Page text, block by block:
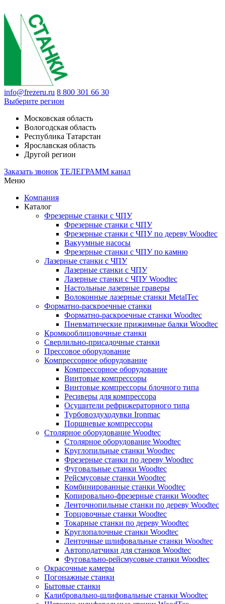
info@frezeru.ru 8 800 301 66 30
Выберите регион
Московская область
Вологодская область
Республика Татарстан
Ярославская область
Другой регион
Заказать звонок ТЕЛЕГРАММ канал
Меню
Компания
Каталог
Фрезерные станки с ЧПУ
Фрезерные станки с ЧПУ
Фрезерные станки с ЧПУ по дереву Woodtec
Вакуумные насосы
Фрезерные станки с ЧПУ по камню
Лазерные станки с ЧПУ
Лазерные станки с ЧПУ
Лазерные станки с ЧПУ Woodtec
Настольные лазерные граверы
Волоконные лазерные станки MetalTec
Форматно-раскроечные станки
Форматно-раскроечные станки Woodtec
Пневматические прижимные балки Woodtec
Кромкооблицовочные станки
Сверлильно-присадочные станки
Прессовое оборудование
Компрессорное оборудование
Компрессорное оборудование
Винтовые компрессоры
Винтовые компрессоры блочного типа
Ресиверы для компрессора
Осушители рефрижераторного типа
Турбовоздуходувки Ironmac
Поршневые компрессоры
Столярное оборудование Woodtec
Столярное оборудование Woodtec
Круглопильные станки Woodtec
Фрезерные станки по дереву Woodtec
Фуговальные станки Woodtec
Рейсмусовые станки Woodtec
Комбинированные станки Woodtec
Копировально-фрезерные станки Woodtec
Ленточнопильные станки по дереву Woodtec
Торцовочные станки Woodtec
Токарные станки по дереву Woodtec
Круглопалочные станки Woodtec
Ленточные шлифовальные станки Woodtec
Автоподатчики для станков Woodtec
Фуговально-рейсмусовые станки Woodtec
Окрасочные камеры
Погонажные станки
Бытовые станки
Калибровально-шлифовальные станки Woodtec